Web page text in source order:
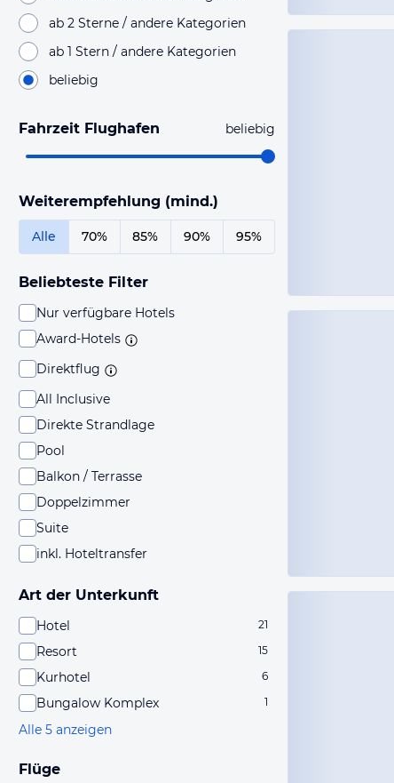
ab 2 Sterne / andere Kategorien
ab 1 Stern / andere Kategorien
beliebig
Fahrzeit Flughafen beliebig
Weiterempfehlung (mind.)
Alle 70% 85% 90% 95%
Beliebteste Filter
Nur verfügbare Hotels
Award-Hotels
Direktflug
All Inclusive
Direkte Strandlage
Pool
Balkon / Terrasse
Doppelzimmer
Suite
inkl. Hoteltransfer
Art der Unterkunft
Hotel 21
Resort 15
Kurhotel 6
Bungalow Komplex 1
Alle 5 anzeigen
Flüge